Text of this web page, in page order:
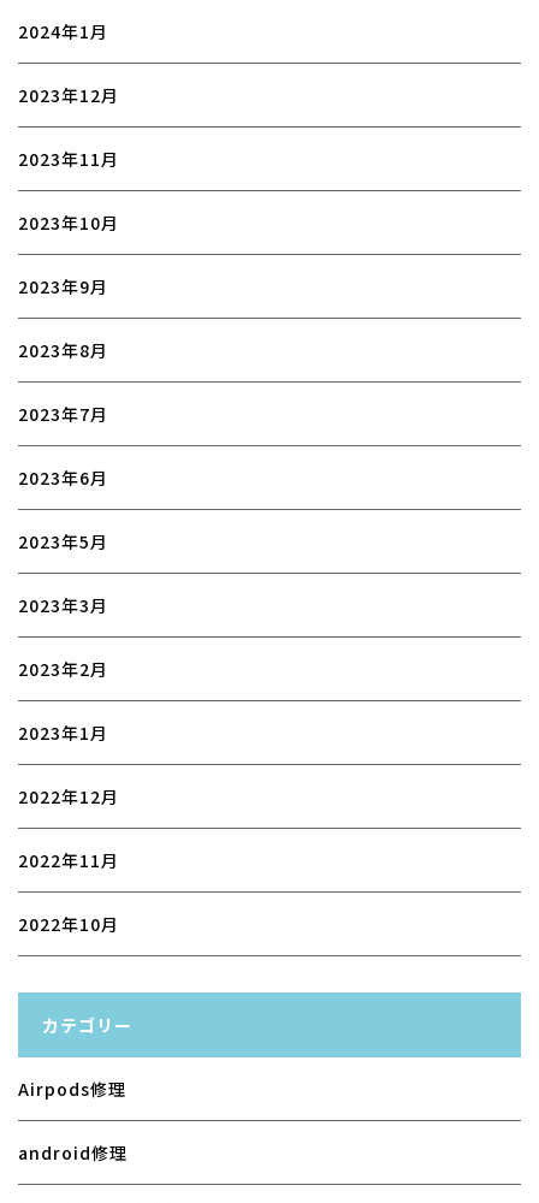
2024年1月
2023年12月
2023年11月
2023年10月
2023年9月
2023年8月
2023年7月
2023年6月
2023年5月
2023年3月
2023年2月
2023年1月
2022年12月
2022年11月
2022年10月
カテゴリー
Airpods修理
android修理